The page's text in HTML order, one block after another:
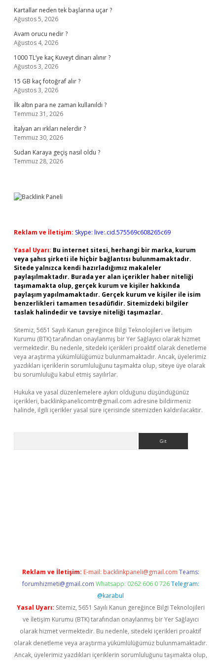
Kartallar neden tek başlarına uçar ?
Ağustos 5, 2026
Avam orucu nedir ?
Ağustos 4, 2026
1000 TL’ye kaç Kuveyt dinarı alınır ?
Ağustos 3, 2026
15 GB kaç fotoğraf alır ?
Ağustos 3, 2026
İlk altın para ne zaman kullanıldı ?
Temmuz 31, 2026
İtalyan arı ırkları nelerdir ?
Temmuz 30, 2026
Sudan Karaya geçiş nasıl oldu ?
Temmuz 28, 2026
Reklam ve İletişim: Skype: live:.cid.575569c608265c69
Yasal Uyarı: Bu internet sitesi, herhangi bir marka, kurum
veya şahıs şirketi ile hiçbir bağlantısı bulunmamaktadır.
Sitede yalnızca kendi hazırladığımız makaleler
paylaşılmaktadır. Burada yer alan içerikler haber niteliği
taşımamakta olup, gerçek kurum ve kişiler hakkında
paylaşım yapılmamaktadır. Gerçek kurum ve kişiler ile isim
benzerlikleri tamamen tesadüfidir. Sitemizdeki bilgiler
taslak halindedir ve tavsiye niteliği taşımazlar.
Sitemiz, 5651 Sayılı Kanun gereğince Bilgi Teknolojileri ve İletişim
Kurumu (BTK) tarafından onaylanmış bir Yer Sağlayıcı olarak hizmet
vermektedir. Bu nedenle, sitedeki içerikleri proaktif olarak denetleme
veya araştırma yükümlülüğümüz bulunmamaktadır. Ancak, üyelerimiz
yazdıkları içeriklerin sorumluluğunu taşımakta olup, siteye üye olarak
bu sorumluluğu kabul etmiş sayılırlar.
Hukuka ve yasal düzenlemelere aykırı olduğunu düşündüğünüz
içerikleri, backlinkpanelicomtr@gmail.com adresine bildirmeniz
halinde, ilgili içerikler yasal süre içerisinde sitemizden kaldırılacaktır.
Reklam ve İletişim: E-mail: backlinkpaneli@gmail.com Teams:
forumhizmeti@gmail.com Whatsapp: 0262 606 0 726 Telegram:
@karabul
Yasal Uyarı: Sitemiz, 5651 Sayılı Kanun gereğince Bilgi Teknolojileri
ve İletişim Kurumu (BTK) tarafından onaylanmış bir Yer Sağlayıcı
olarak hizmet vermektedir. Bu nedenle, sitedeki içerikleri proaktif
olarak denetleme veya araştırma yükümlülüğümüz bulunmamaktadır.
Ancak, üyelerimiz yazdıkları içeriklerin sorumluluğunu taşımakta olup,